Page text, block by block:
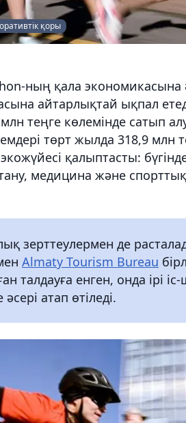
қоры
ның қала экономикасына
айтарлықтай ықпал
теңге көлемінде сатып
төрт жылда 318,9 млн
қалыптасты:
медицина және
зерттеулермен де
Almaty Tourism Bureau
талдауға енген, онда ірі
атап өтіледі.